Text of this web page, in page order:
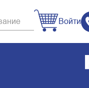
Войти